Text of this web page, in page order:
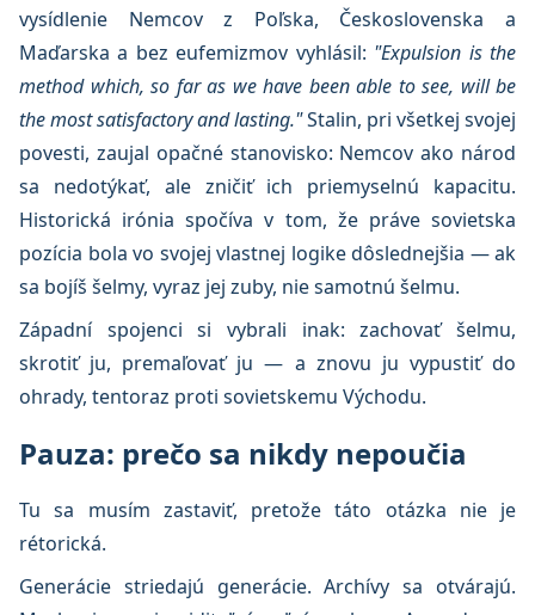
vysídlenie Nemcov z Poľska, Československa a
Maďarska a bez eufemizmov vyhlásil: "Expulsion is the
method which, so far as we have been able to see, will be
the most satisfactory and lasting."Stalin, pri všetkej svojej
povesti, zaujal opačné stanovisko: Nemcov ako národ
sa nedotýkať, ale zničiť ich priemyselnú kapacitu.
Historická irónia spočíva v tom, že práve sovietska
pozícia bola vo svojej vlastnej logike dôslednejšia — ak
sa bojíš šelmy, vyraz jej zuby, nie samotnú šelmu.
Západní spojenci si vybrali inak: zachovať šelmu,
skrotiť ju, premaľovať ju — a znovu ju vypustiť do
ohrady, tentoraz proti sovietskemu Východu.
Pauza: prečo sa nikdy nepoučia
Tu sa musím zastaviť, pretože táto otázka nie je
rétorická.
Generácie striedajú generácie. Archívy sa otvárajú.